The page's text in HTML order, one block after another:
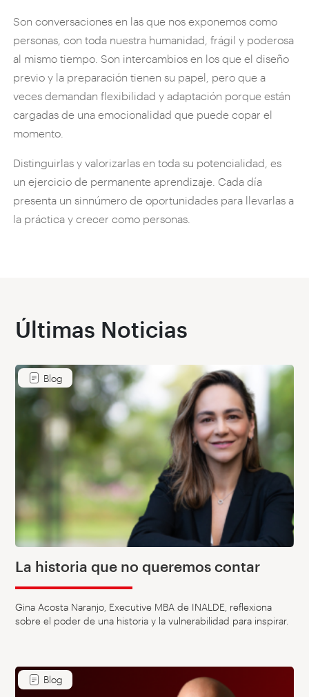
Son conversaciones en las que nos exponemos como
personas, con toda nuestra humanidad, frágil y poderosa
al mismo tiempo. Son intercambios en los que el diseño
previo y la preparación tienen su papel, pero que a
veces demandan flexibilidad y adaptación porque están
cargadas de una emocionalidad que puede copar el
momento.
Distinguirlas y valorizarlas en toda su potencialidad, es
un ejercicio de permanente aprendizaje. Cada día
presenta un sinnúmero de oportunidades para llevarlas a
la práctica y crecer como personas.
Últimas Noticias
Blog
La historia que no queremos contar
Gina Acosta Naranjo, Executive MBA de INALDE, reflexiona
sobre el poder de una historia y la vulnerabilidad para inspirar.
Blog